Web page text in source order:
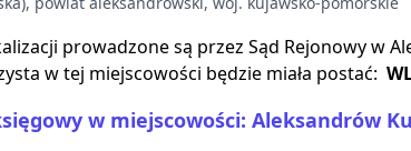
prowadzone są przez Sąd Rejonowy w
w tej miejscowości będzie miała postać:
w miejscowości: Aleksandrów